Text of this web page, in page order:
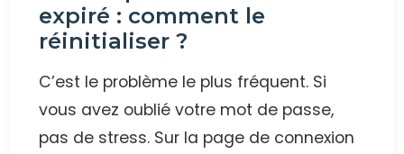
expiré : comment le
réinitialiser ?
C’est le problème le plus fréquent. Si
vous avez oublié votre mot de passe,
pas de stress. Sur la page de connexion